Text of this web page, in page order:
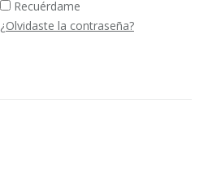
Recuérdame
¿Olvidaste la contraseña?